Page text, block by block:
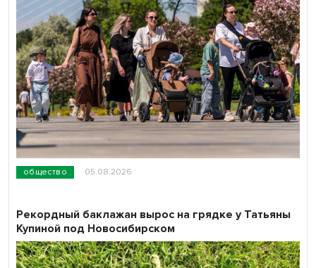
общество 05.08.2026
Рекордный баклажан вырос на грядке у Татьяны
Купиной под Новосибирском